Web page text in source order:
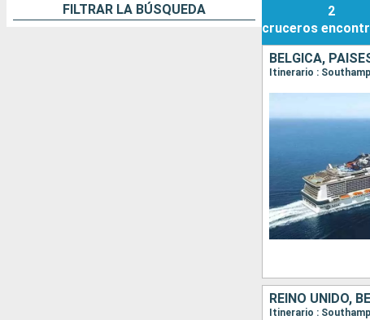
FILTRAR LA BÚSQUEDA
2
cruceros
BÉLGICA,
Itinerario :
REINO UNIDO,
Itinerario :